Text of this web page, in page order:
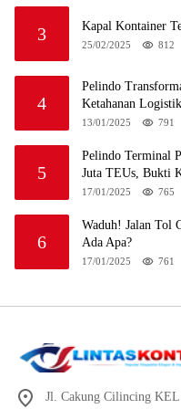
3 Kapal Kontainer
25/02/2025 812
4
Pelindo
Ketahanan
13/01/2025 791
5
Pelindo Terminal
Juta TEUs, Bukti
17/01/2025 765
6
Waduh! Jalan Tol
Ada Apa?
17/01/2025 761
Jl. Cakung Cilincing